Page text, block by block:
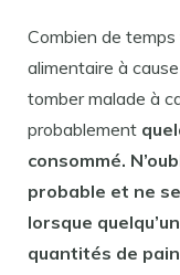
Combien de
alimentaire à
tomber malade à
probablement
consommé.
probable et ne
lorsque
quantités de